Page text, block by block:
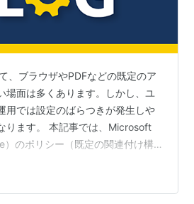
、ブラウザやPDFなどの既定のア
場面は多くあります。しかし、ユ
用では設定のばらつきが発生しや
ります。 本記事では、Microsoft
のポリシー（既定の関連付け構
XMLファイルの用意 Intuneの設定
の用意 Intuneでポリシーを作成す